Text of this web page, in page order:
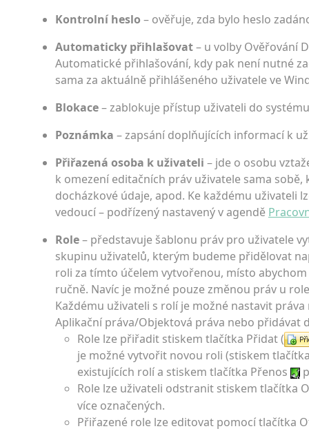
Kontrolní heslo – ověřuje, zda bylo heslo
Automaticky přihlašovat– u volby Ověřování
Automatické přihlašování, kdy pak není nutné
sama za aktuálně přihlášeného uživatele ve
Blokace– zablokuje přístup uživateli do
Poznámka – zapsání doplňujících informací k
Přiřazená osoba k uživateli – jde o osobu
k omezení editačních práv uživatele sama
docházkové údaje, apod. Ke každému uživateli
vedoucí – podřízený nastavený v agendě
Role– představuje šablonu práv pro uživatele
skupinu uživatelů, kterým budeme přidělovat
roli za tímto účelem vytvořenou, místo
ručně. Navíc je možné pouze změnou práv u
Každému uživateli s rolí je možné nastavit
Aplikační práva/Objektová práva nebo přidávat
Role lze přiřadit stiskem tlačítka Přidat (
je možné vytvořit novou roli (stiskem
existujících rolí a stiskem tlačítka Přenos
Role lze uživateli odstranit stiskem tlačítka
více označených.
Přiřazené role lze editovat pomocí tlačítka